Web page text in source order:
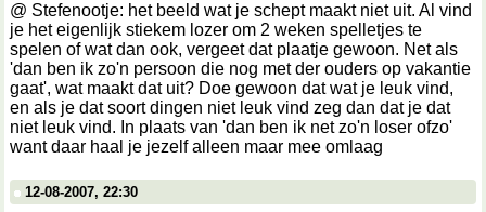
@ Stefenootje: het beeld wat je schept maakt niet uit. Al vind
je het eigenlijk stiekem lozer om 2 weken spelletjes te
spelen of wat dan ook, vergeet dat plaatje gewoon. Net als
'dan ben ik zo'n persoon die nog met der ouders op vakantie
gaat', wat maakt dat uit? Doe gewoon dat wat je leuk vind,
en als je dat soort dingen niet leuk vind zeg dan dat je dat
niet leuk vind. In plaats van 'dan ben ik net zo'n loser ofzo'
want daar haal je jezelf alleen maar mee omlaag
12-08-2007, 22:30